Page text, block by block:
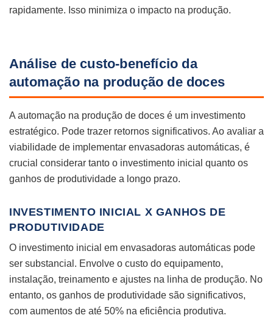
rapidamente. Isso minimiza o impacto na produção.
Análise de custo-benefício da
automação na produção de doces
A automação na produção de doces é um investimento
estratégico. Pode trazer retornos significativos. Ao avaliar a
viabilidade de implementar envasadoras automáticas, é
crucial considerar tanto o investimento inicial quanto os
ganhos de produtividade a longo prazo.
INVESTIMENTO INICIAL X GANHOS DE
PRODUTIVIDADE
O investimento inicial em envasadoras automáticas pode
ser substancial. Envolve o custo do equipamento,
instalação, treinamento e ajustes na linha de produção. No
entanto, os ganhos de produtividade são significativos,
com aumentos de até 50% na eficiência produtiva.